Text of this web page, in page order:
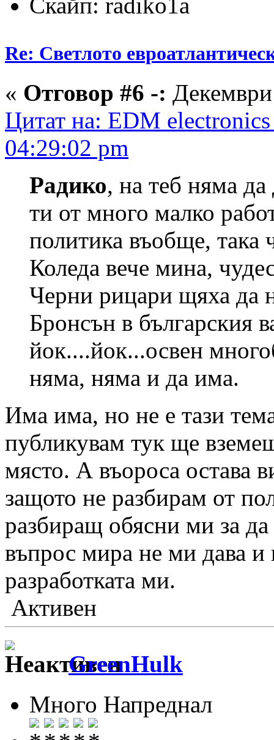
Скайп: radiko1a
Re: Светлото
« Отговор #6 -:
Цитат на: EDM
04:29:02 pm
Радико, на теб няма
ти от много малко
политика въобще, така
Коледа вече мина,
Черни рицари щяха да
Бронсън в българския
йок....йок...освен
няма, няма и да има.
Има има, но не е тази
публикувам тук ще
място. А въороса остава
защото не разбирам от
разбиращ обясни ми за
въпрос мира не ми дава и
разработката ми.
Активен
GreenHulk
Много Напреднал